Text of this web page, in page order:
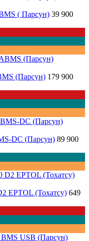
( Парсун) 39 900
(Парсун) 179 900
DC (Парсун) 89 900
EPTOL (Тохатсу) 649